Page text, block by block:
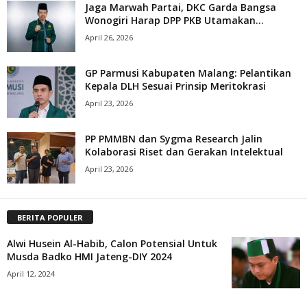
Jaga Marwah Partai, DKC Garda Bangsa
Wonogiri Harap DPP PKB Utamakan...
April 26, 2026
GP Parmusi Kabupaten Malang: Pelantikan
Kepala DLH Sesuai Prinsip Meritokrasi
April 23, 2026
PP PMMBN dan Sygma Research Jalin
Kolaborasi Riset dan Gerakan Intelektual
April 23, 2026
BERITA POPULER
Alwi Husein Al-Habib, Calon Potensial Untuk
Musda Badko HMI Jateng-DIY 2024
April 12, 2024